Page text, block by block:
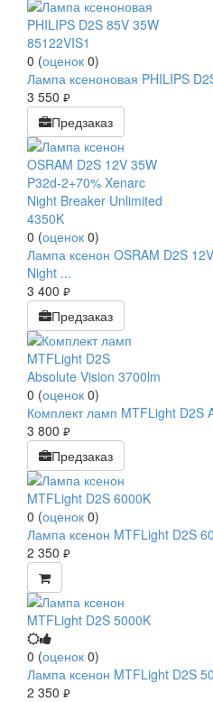
0 (оценок 0)
Лампа ксеноновая PHILIPS
3 550 руб.
Предзаказ
0 (оценок 0)
Лампа ксенон OSRAM D2S
Night ...
3 400 руб.
Предзаказ
0 (оценок 0)
Комплект ламп MTFLight D2S
3 800 руб.
Предзаказ
0 (оценок 0)
Лампа ксенон MTFLight D2S
2 350 руб.
0 (оценок 0)
Лампа ксенон MTFLight D2S
2 350 руб.